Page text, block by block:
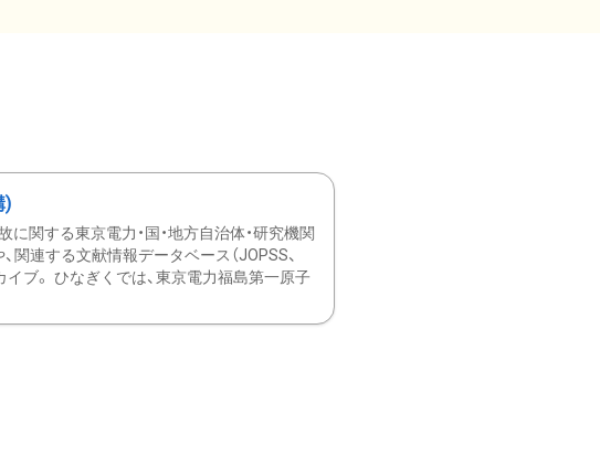
)
関する東京電力・国・地方自治体・研究機関
連する文献情報データベース（JOPSS、
イブ。 ひなぎくでは、東京電力福島第一原子